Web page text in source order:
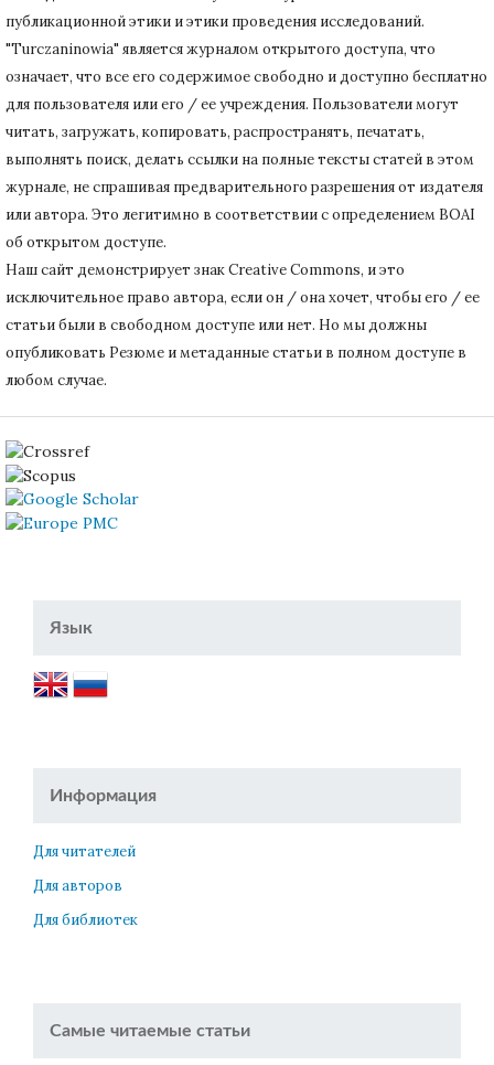
публикационной этики и этики проведения исследований.
"Turczaninowia" является журналом открытого доступа, что
означает, что все его содержимое свободно и доступно бесплатно
для пользователя или его / ее учреждения. Пользователи могут
читать, загружать, копировать, распространять, печатать,
выполнять поиск, делать ссылки на полные тексты статей в этом
журнале, не спрашивая предварительного разрешения от издателя
или автора. Это легитимно в соответствии с определением BOAI
об открытом доступе.
Наш сайт демонстрирует знак Creative Commons, и это
исключительное право автора, если он / она хочет, чтобы его / ее
статьи были в свободном доступе или нет. Но мы должны
опубликовать Резюме и метаданные статьи в полном доступе в
любом случае.
Язык
Информация
Для читателей
Для авторов
Для библиотек
Самые читаемые статьи